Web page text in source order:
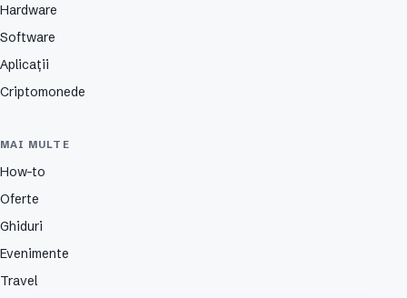
Hardware
Software
Aplicații
Criptomonede
MAI MULTE
How-to
Oferte
Ghiduri
Evenimente
Travel